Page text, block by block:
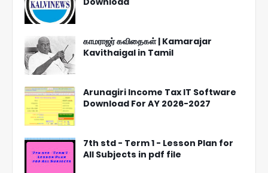
காமராஜர் கவிதைகள் | Kamarajar
Kavithaigal in Tamil
Arunagiri Income Tax IT Software
Download For AY 2026-2027
7th std - Term 1 - Lesson Plan for
All Subjects in pdf file